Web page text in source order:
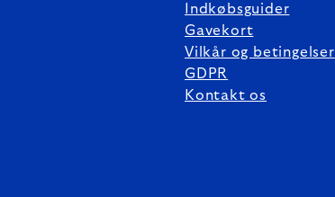
Indkøbsguider
Gavekort
Vilkår og betingelser
GDPR
Kontakt os